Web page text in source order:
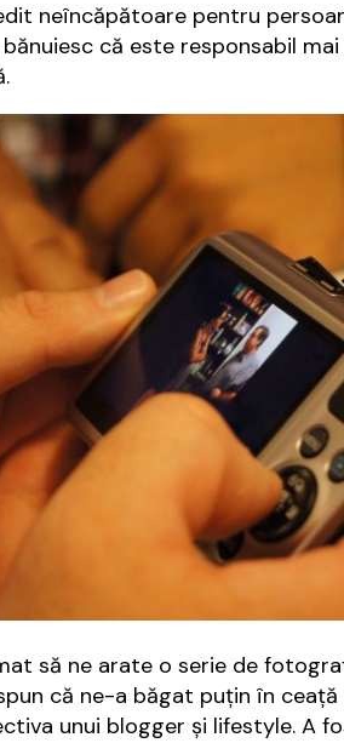
neîncăpătoare pentru
că este responsabil
să ne arate o serie de
că ne-a băgat puțin în
unui blogger și lifestyle. A